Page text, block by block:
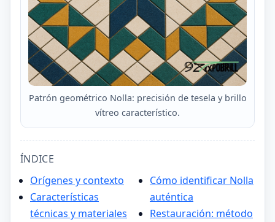
Patrón geométrico Nolla: precisión de tesela y brillo
vítreo característico.
ÍNDICE
Orígenes y contexto
Características
técnicas y materiales
Cómo identificar Nolla
auténtica
Restauración: método